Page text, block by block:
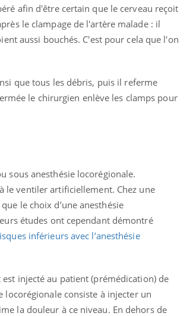
afin d'être certain que le cerveau reçoit
le clampage de l'artère malade : il
aussi bouchés. C'est pour cela que l'on
que tous les débris, puis il referme
le chirurgien enlève les clamps pour
sous anesthésie locorégionale.
le ventiler artificiellement. Chez une
le choix d’une anesthésie
études ont cependant démontré
inférieurs avec l’anesthésie
injecté au patient (prémédication) de
consiste à injecter un
la douleur à ce niveau. En dehors de
En 2026, l'insuline dans le diabète de type 2
reste entourée d'idées reçues chez les
patients comme parfois chez les soignants.